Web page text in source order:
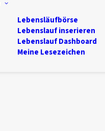
Lebensläufbörse
Lebenslauf inserieren
Lebenslauf Dashboard
Meine Lesezeichen